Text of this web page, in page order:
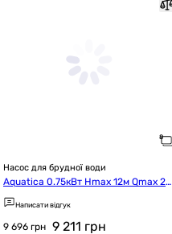
Насос для брудної води
Aquatica 0.75кВт Hmax 12м Qmax 22
5л/хв з ножем (773432)
Написати відгук
9 696 грн 9 211 грн